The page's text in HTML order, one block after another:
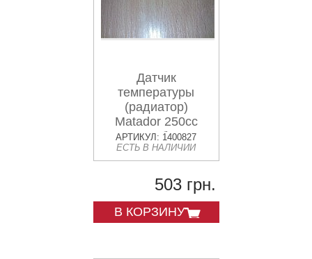
Датчик
температуры
(радиатор)
Matador 250cc
диам резьбы 10мм
АРТИКУЛ: 1400827
ЕСТЬ В НАЛИЧИИ
503 грн.
В КОРЗИНУ